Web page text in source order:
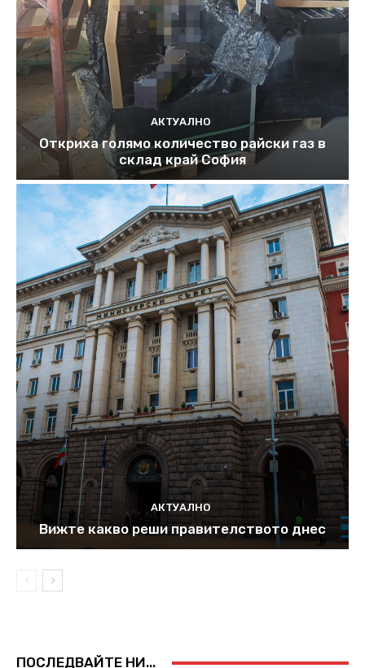
АКТУАЛНО
Откриха голямо количество райски газ в
склад край София
АКТУАЛНО
Вижте какво реши правителството днес
ПОСЛЕДВАЙТЕ НИ...